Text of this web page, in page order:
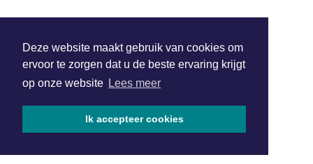
Deze website maakt gebruik van cookies om
ervoor te zorgen dat u de beste ervaring krijgt
op onze website Lees meer
Ik accepteer cookies